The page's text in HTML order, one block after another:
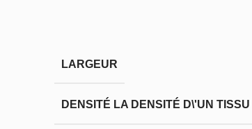
LARGEUR
DENSITÉ LA DENSITÉ D\'UN